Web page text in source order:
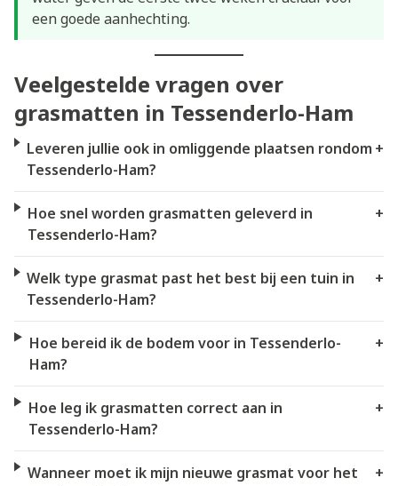
een goede aanhechting.
Veelgestelde vragen over
grasmatten in Tessenderlo-Ham
Leveren jullie ook in omliggende plaatsen rondom
Tessenderlo-Ham?
+
Hoe snel worden grasmatten geleverd in
Tessenderlo-Ham?
+
Welk type grasmat past het best bij een tuin in
Tessenderlo-Ham?
+
Hoe bereid ik de bodem voor in Tessenderlo-
Ham?
+
Hoe leg ik grasmatten correct aan in
Tessenderlo-Ham?
+
Wanneer moet ik mijn nieuwe grasmat voor het
+